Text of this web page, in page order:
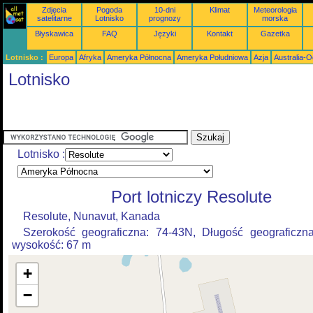
Zdjęcia
satelitarne
Pogoda
Lotnisko
10-dni
prognozy
Klimat
Meteorologia
morska
Błyskawica
FAQ Języki Kontakt Gazetka
Lotnisko : Europa Afryka Ameryka Północna Ameryka Południowa Azja Australia-
Lotnisko
Lotnisko :
Port lotniczy Resolute
Resolute, Nunavut, Kanada
Szerokość geograficzna: 74-43N, Długość
wysokość: 67 m
+
−